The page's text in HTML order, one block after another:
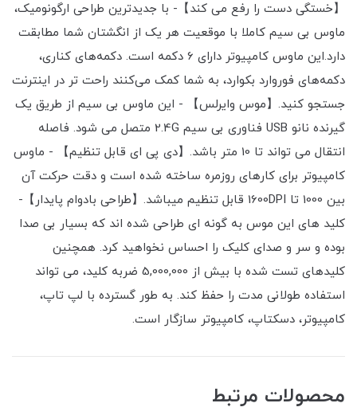
【خستگی دست را رفع می کند】- با جدیدترین طراحی ارگونومیک،
ماوس بی سیم کاملا با موقعیت هر یک از انگشتان شما مطابقت
دارد.این ماوس کامپیوتر دارای 6 دکمه است. دکمه‌های کناری،
دکمه‌های فوروارد بکوارد، به شما کمک می‌کنند راحت تر در اینترنت
جستجو کنید.【موس وایرلس】 - این ماوس بی سیم از طریق یک
گیرنده نانو USB فناوری بی سیم 2.4G متصل می شود. فاصله
انتقال می تواند تا 10 متر باشد.【دی پی ای قابل تنظیم】 - ماوس
کامپیوتر برای کارهای روزمره ساخته شده است و دقت حرکت آن
بین 1000 تا 1600DPI قابل تنظیم میباشد.【طراحی بادوام پایدار】-
کلید های این موس به گونه ای طراحی شده اند که بسیار بی صدا
بوده و سر و صدای کلیک را احساس نخواهید کرد. همچنین
کلیدهای تست شده با بیش از 5,000,000 ضربه کلید، می تواند
استفاده طولانی مدت را حفظ کند. به طور گسترده با لپ تاپ،
کامپیوتر، دسکتاپ، کامپیوتر سازگار است.
محصولات مرتبط